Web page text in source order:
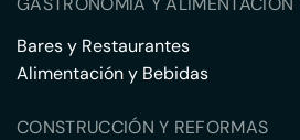
Bares y Restaurantes
Alimentación y Bebidas
CONSTRUCCIÓN Y REFORMAS